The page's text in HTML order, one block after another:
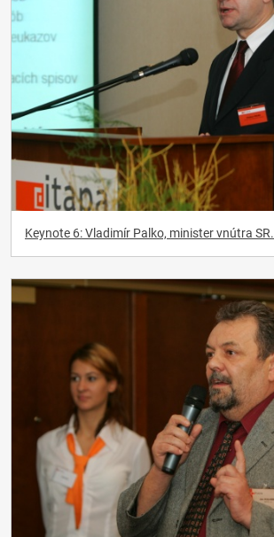
Keynote 6: Vladimír Palko, minister vnútra SR.